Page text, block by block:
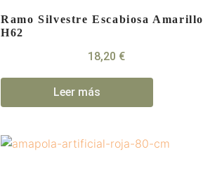
Ramo Silvestre Escabiosa Amarillo
H62
18,20 €
Leer más